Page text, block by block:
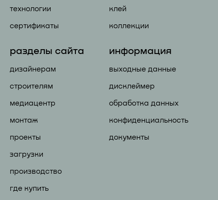
технологии
сертификаты
клей
коллекции
разделы сайта
дизайнерам
строителям
медиацентр
монтаж
проекты
загрузки
производство
где купить
информация
выходные данные
дисклеймер
обработка данных
конфиденциальность
документы